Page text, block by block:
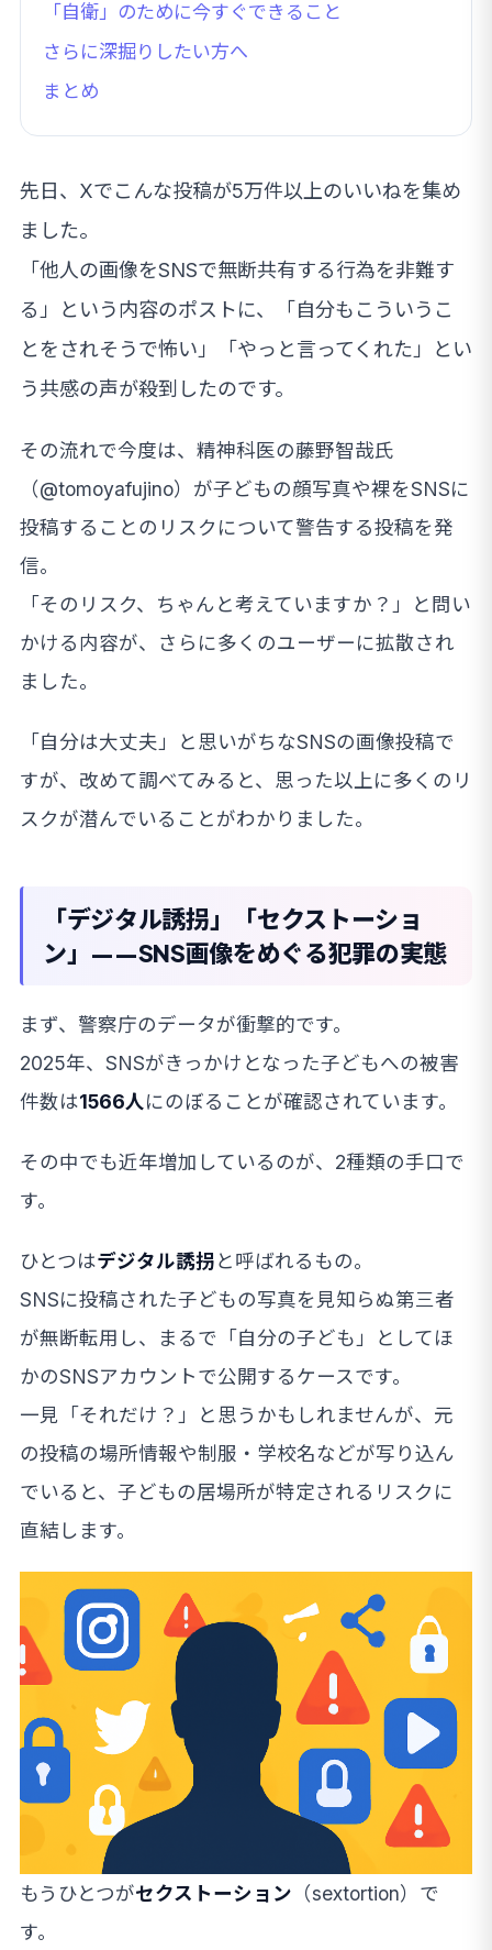
「自衛」のために今すぐできること
さらに深掘りしたい方へ
まとめ
先日、Xでこんな投稿が5万件以上のいいねを集め
ました。
「他人の画像をSNSで無断共有する行為を非難す
る」という内容のポストに、「自分もこういうこ
とをされそうで怖い」「やっと言ってくれた」とい
う共感の声が殺到したのです。
その流れで今度は、精神科医の藤野智哉氏
（@tomoyafujino）が子どもの顔写真や裸をSNSに
投稿することのリスクについて警告する投稿を発
信。
「そのリスク、ちゃんと考えていますか？」と問い
かける内容が、さらに多くのユーザーに拡散され
ました。
「自分は大丈夫」と思いがちなSNSの画像投稿で
すが、改めて調べてみると、思った以上に多くのリ
スクが潜んでいることがわかりました。
「デジタル誘拐」「セクストーショ
ン」——SNS画像をめぐる犯罪の実態
まず、警察庁のデータが衝撃的です。
2025年、SNSがきっかけとなった子どもへの被害
件数は1566人にのぼることが確認されています。
その中でも近年増加しているのが、2種類の手口で
す。
ひとつはデジタル誘拐と呼ばれるもの。
SNSに投稿された子どもの写真を見知らぬ第三者
が無断転用し、まるで「自分の子ども」としてほ
かのSNSアカウントで公開するケースです。
一見「それだけ？」と思うかもしれませんが、元
の投稿の場所情報や制服・学校名などが写り込ん
でいると、子どもの居場所が特定されるリスクに
直結します。
もうひとつがセクストーション （sextortion）で
す。